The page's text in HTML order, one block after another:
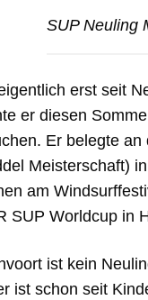
SUP Neuling
erst seit
er diesen
Er belegte
Meisterschaft)
am
SUP Worldcup in
ist kein
ist schon seit